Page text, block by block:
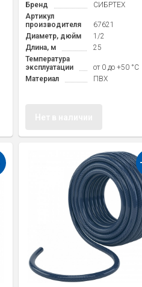
Бренд
СИБРТЕХ
Артикул
производителя
67621
Диаметр, дюйм
1/2
Длина, м
25
Температура
эксплуатации
от 0 до +50 °С
Материал
ПВХ